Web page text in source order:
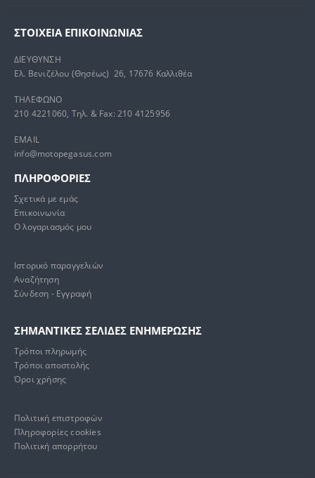
ΣΤΟΙΧΕΊΑ ΕΠΙΚΟΙΝΩΝΊΑΣ
ΔΙΕΥΘΥΝΣΗ
Ελ. Βενιζέλου (Θησέως) 26, 17676 Καλλιθέα
ΤΗΛΕΦΩΝΟ
210 4221060, Τηλ. & Fax: 210 4125956
EMAIL
info@motopegasus.com
ΠΛΗΡΟΦΟΡΙΕΣ
Σχετικά με εμάς
Επικοινωνία
Ο λογαριασμός μου
Ιστορικό παραγγελιών
Αναζήτηση
Σύνδεση - Εγγραφή
ΣΗΜΑΝΤΙΚΕΣ ΣΕΛΙΔΕΣ ΕΝΗΜΕΡΩΣΗΣ
Τρόποι πληρωμής
Τρόποι αποστολής
Όροι χρήσης
Πολιτική επιστροφών
Πληροφορίες cookies
Πολιτική απορρήτου